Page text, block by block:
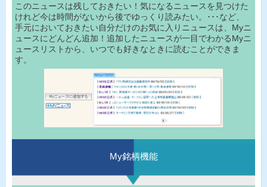
このニュースは残しておきたい！気になるニュースを見つけた
けれど今は時間がないから後でゆっくり読みたい。･･･など、
手元においておきたい自分だけのお気に入りニュースは、Myニ
ュースにどんどん追加！追加したニュースが一目でわかるMyニ
ュースリストから、いつでも好きなときに読むことができま
す。
My銘柄機能